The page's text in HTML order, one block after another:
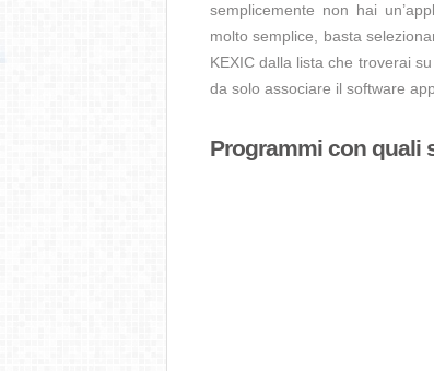
semplicemente non hai
molto semplice, basta
KEXIC dalla lista che troverai
da solo associare il software
Programmi con quali